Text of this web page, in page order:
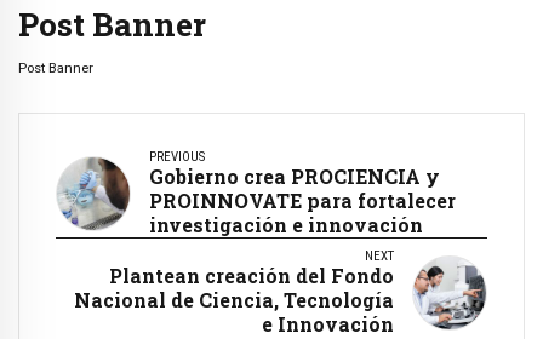
Post Banner
Post Banner
PREVIOUS
Gobierno crea PROCIENCIA y
PROINNOVATE para fortalecer
investigación e innovación
NEXT
Plantean creación del Fondo
Nacional de Ciencia, Tecnología
e Innovación